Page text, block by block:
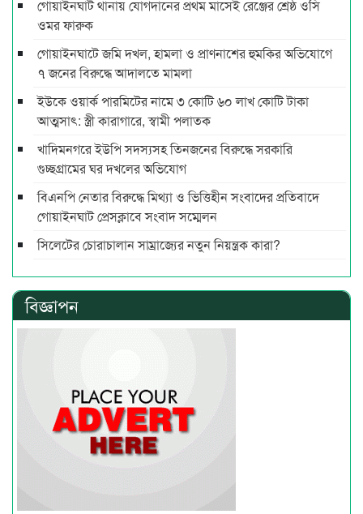
গোয়াইনঘাট থানায় যোগদানের প্রথম মাসেই রেঞ্জের শ্রেষ্ঠ ওসি
ওমর ফারুক
গোয়াইনঘাটে জমি দখল, হামলা ও প্রাণনাশের হুমকির অভিযোগে
৭ জনের বিরুদ্ধে আদালতে মামলা
ইউকে ওয়ার্ক পারমিটের নামে ৩ কোটি ৬০ লাখ কোটি টাকা
আত্মসাৎ: স্ত্রী কারাগারে, স্বামী পলাতক
খাদিমনগরে ইউপি সদস্যসহ তিনজনের বিরুদ্ধে সরকারি
গুচ্ছগ্রামের ঘর দখলের অভিযোগ
বিএনপি নেতার বিরুদ্ধে মিথ্যা ও ভিত্তিহীন সংবাদের প্রতিবাদে
গোয়াইনঘাট প্রেসক্লাবে সংবাদ সম্মেলন
সিলেটের চোরাচালান সাম্রাজ্যের নতুন নিয়ন্ত্রক কারা?
বিজ্ঞাপন